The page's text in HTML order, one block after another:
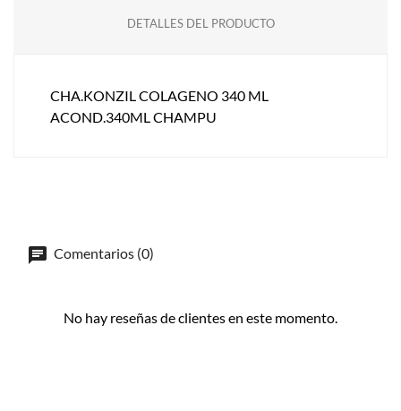
DETALLES DEL PRODUCTO
CHA.KONZIL COLAGENO 340 ML
ACOND.340ML CHAMPU
Comentarios (0)
No hay reseñas de clientes en este momento.